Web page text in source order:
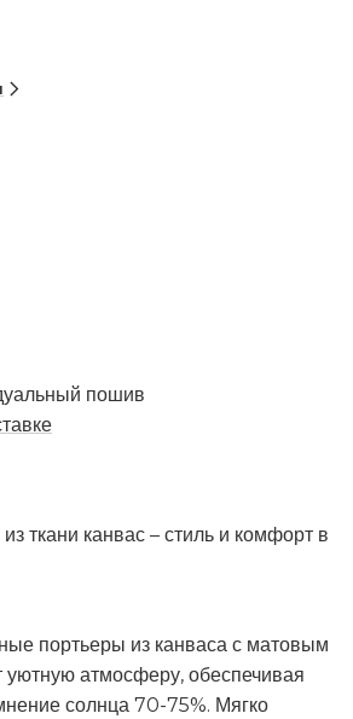
пошив
ткани канвас – стиль и комфорт в
портьеры из канваса с матовым
атмосферу, обеспечивая
солнца 70-75%. Мягко